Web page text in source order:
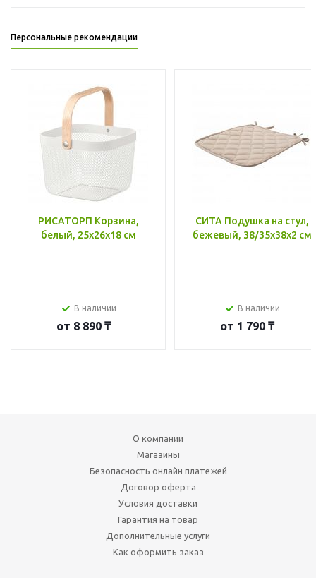
Персональные рекомендации
РИСАТОРП Корзина,
белый, 25x26x18 см
В наличии
от 8 890 ₸
СИТА Подушка на стул,
бежевый, 38/35x38x2 см
В наличии
от 1 790 ₸
О компании
Магазины
Безопасность онлайн платежей
Договор оферта
Условия доставки
Гарантия на товар
Дополнительные услуги
Как оформить заказ